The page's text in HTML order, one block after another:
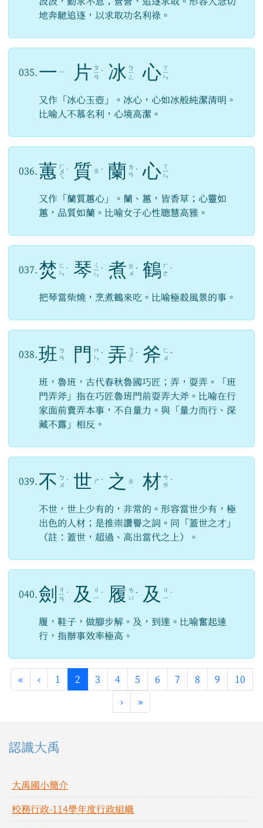
地奔馳追逐，以求取功名利祿。
035. 一 ㄧ 片 ㄆ
ㄧ
ㄢ
ˋ 冰 ㄅ
ㄧ
ㄥ 心 ㄒ
ㄧ
ㄣ
又作「冰心玉壺」。冰心，心如冰般純潔清明。
比喻人不慕名利，心境高潔。
036. 蕙 ㄏ
ㄨ
ㄟ
ˋ 質 ㄓ ˊ 蘭 ㄌ
ㄢ ˊ 心 ㄒ
ㄧ
ㄣ
又作「蘭質蕙心」。蘭、蕙，皆香草；心靈如
蕙，品質如蘭。比喻女子心性聰慧高雅。
037. 焚 ㄈ
ㄣ ˊ 琴 ㄑ
ㄧ
ㄣ
ˊ 煮 ㄓ
ㄨ ˇ 鶴 ㄏ
ㄜ ˋ
把琴當柴燒，烹煮鶴來吃。比喻極殺風景的事。
038. 班 ㄅ
ㄢ
門
ㄇ
ㄣ ˊ 弄 ㄋ
ㄨ
ㄥ
ˋ 斧 ㄈ
ㄨ ˇ
班，魯班，古代春秋魯國巧匠；弄，耍弄。「班
門弄斧」指在巧匠魯班門前耍弄大斧。比喻在行
家面前賣弄本事，不自量力。與「量力而行、深
藏不露」相反。
039. 不 ㄅ
ㄨ ˊ 世 ㄕ ˋ 之 ㄓ 材 ㄘ
ㄞ ˊ
不世，世上少有的，非常的。形容當世少有，極
出色的人材；是推崇讚譽之詞。同「蓋世之才」
（註：蓋世，超過、高出當代之上）。
040. 劍 ㄐ
ㄧ
ㄢ
ˋ 及
ㄐ
ㄧ ˊ 履 ㄌ
ㄩ ˇ 及
ㄐ
ㄧ ˊ
履，鞋子，做腳步解。及，到達。比喻奮起速
行，指辦事效率極高。
«第一頁
‹上一頁
1 2(目前頁次)
3 4 5 6 7 8 9 10
›下一頁
»最後頁
左邊區域內容
認識大禹
大禹國小簡介
校務行政-114學年度行政組織